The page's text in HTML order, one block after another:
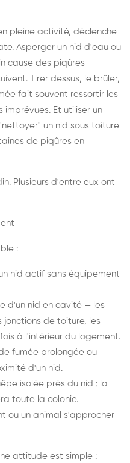
pleine activité, déclenche
Asperger un nid d'eau ou
cause des piqûres
Tirer dessus, le brûler,
fait souvent ressortir les
Et utiliser un
un nid sous toiture
de piqûres en
Plusieurs d'entre eux ont
:
nid actif sans équipement
d'un nid en cavité — les
de toiture, les
à l'intérieur du logement.
fumée prolongée ou
d'un nid.
isolée près du nid : la
toute la colonie.
ou un animal s'approcher
attitude est simple :